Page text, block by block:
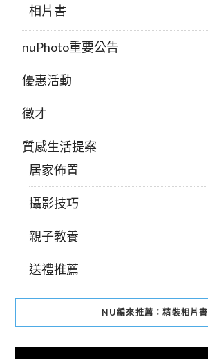
相片書
nuPhoto重要公告
優惠活動
徵才
質感生活提案
居家佈置
攝影技巧
親子教養
送禮推薦
NU編來推薦：精裝相片書